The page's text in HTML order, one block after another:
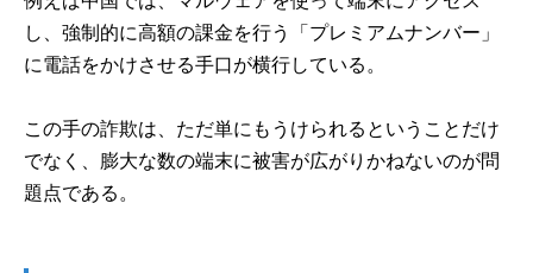
し、強制的に高額の課金を行う「プレミアムナンバー」
に電話をかけさせる手口が横行している。
この手の詐欺は、ただ単にもうけられるということだけ
でなく、膨大な数の端末に被害が広がりかねないのが問
題点である。